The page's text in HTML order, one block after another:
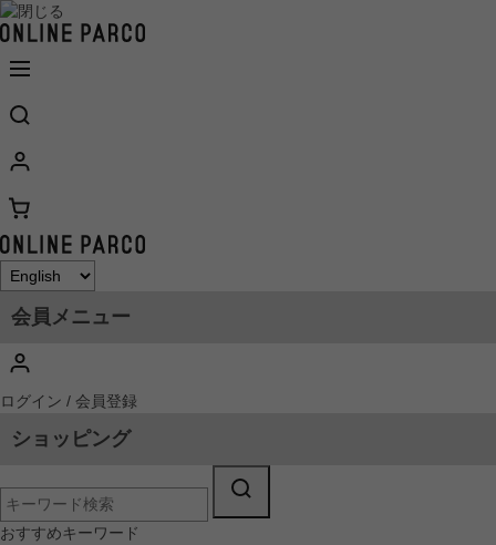
会員メニュー
ログイン / 会員登録
ショッピング
おすすめキーワード